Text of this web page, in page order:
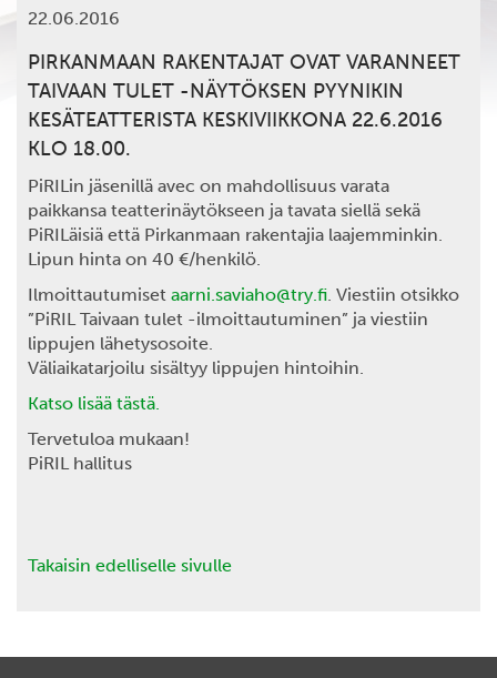
22.06.2016
PIRKANMAAN RAKENTAJAT OVAT VARANNEET
TAIVAAN TULET -NÄYTÖKSEN PYYNIKIN
KESÄTEATTERISTA KESKIVIIKKONA 22.6.2016
KLO 18.00.
PiRILin jäsenillä avec on mahdollisuus varata
paikkansa teatterinäytökseen ja tavata siellä sekä
PiRILäisiä että Pirkanmaan rakentajia laajemminkin.
Lipun hinta on 40 €/henkilö.
Ilmoittautumiset aarni.saviaho@try.fi. Viestiin otsikko
”PiRIL Taivaan tulet -ilmoittautuminen” ja viestiin
lippujen lähetysosoite.
Väliaikatarjoilu sisältyy lippujen hintoihin.
Katso lisää tästä.
Tervetuloa mukaan!
PiRIL hallitus
Takaisin edelliselle sivulle